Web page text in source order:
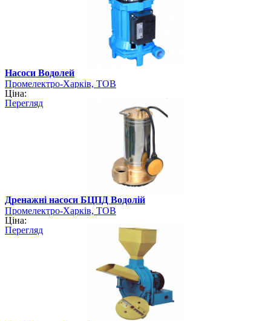
Насоси Водолей
Промелектро-Харків, ТОВ
Ціна:
Перегляд
Дренажні насоси БЦПД Водолій
Промелектро-Харків, ТОВ
Ціна:
Перегляд